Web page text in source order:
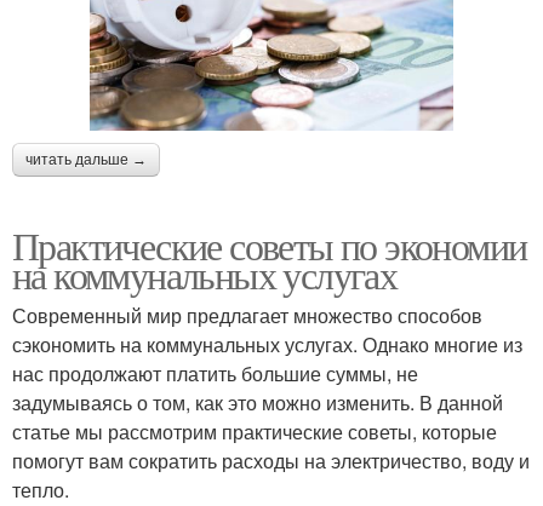
читать дальше →
Практические советы по экономии
на коммунальных услугах
Современный мир предлагает множество способов
сэкономить на коммунальных услугах. Однако многие из
нас продолжают платить большие суммы, не
задумываясь о том, как это можно изменить. В данной
статье мы рассмотрим практические советы, которые
помогут вам сократить расходы на электричество, воду и
тепло.